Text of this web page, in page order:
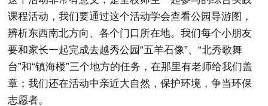
课程活动，我们要通过这个活动学会查看公园导游图，
辨析东西南北方向、各个门口所在地。我们每个小朋友
要和家长一起完成去越秀公园“五羊石像”、“北秀歌舞
台”和“镇海楼”三个地方的任务，在那里有老师给我们盖
章；我们还在活动中亲近大自然，保护环境，争当环保
志愿者。